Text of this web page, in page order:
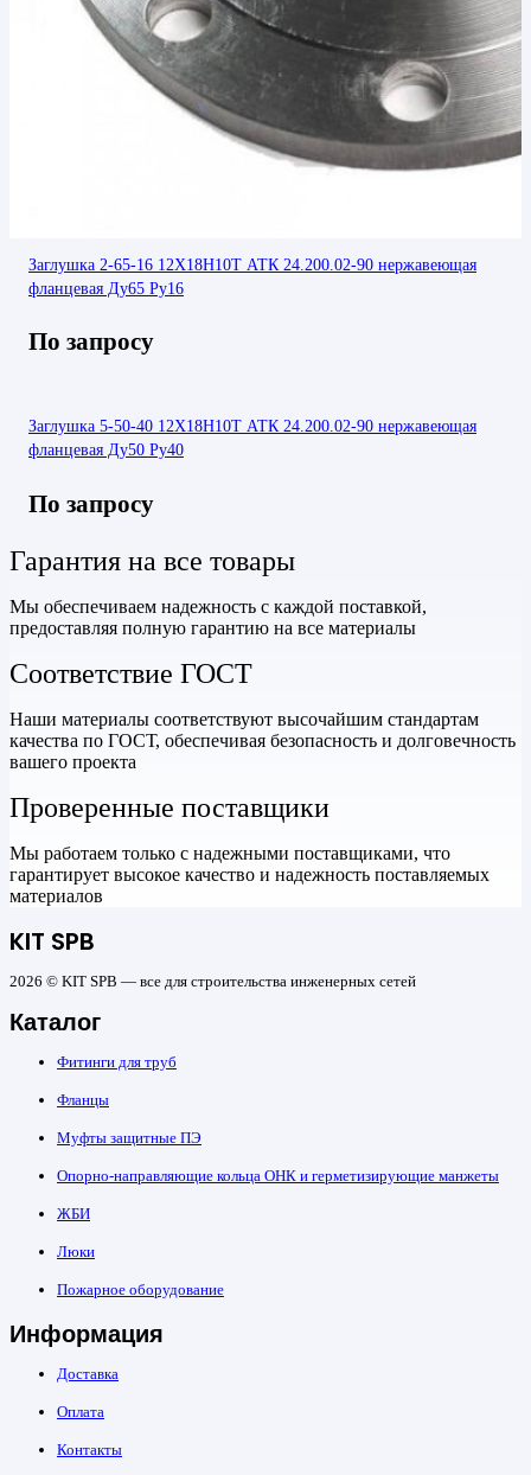
Заглушка 2-65-16 12Х18Н10Т АТК 24.200.02-90 нержавеющая
фланцевая Ду65 Ру16
По запросу
Заглушка 5-50-40 12Х18Н10Т АТК 24.200.02-90 нержавеющая
фланцевая Ду50 Ру40
По запросу
Гарантия на все товары
Мы обеспечиваем надежность с каждой поставкой,
предоставляя полную гарантию на все материалы
Соответствие ГОСТ
Наши материалы соответствуют высочайшим стандартам
качества по ГОСТ, обеспечивая безопасность и долговечность
вашего проекта
Проверенные поставщики
Мы работаем только с надежными поставщиками, что
гарантирует высокое качество и надежность поставляемых
материалов
KIT SPB
2026 © KIT SPB — все для строительства инженерных сетей
Каталог
Фитинги для труб
Фланцы
Муфты защитные ПЭ
Опорно-направляющие кольца ОНК и герметизирующие манжеты
ЖБИ
Люки
Пожарное оборудование
Информация
Доставка
Оплата
Контакты